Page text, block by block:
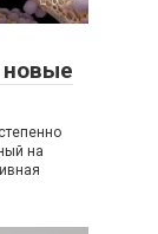
новые
на